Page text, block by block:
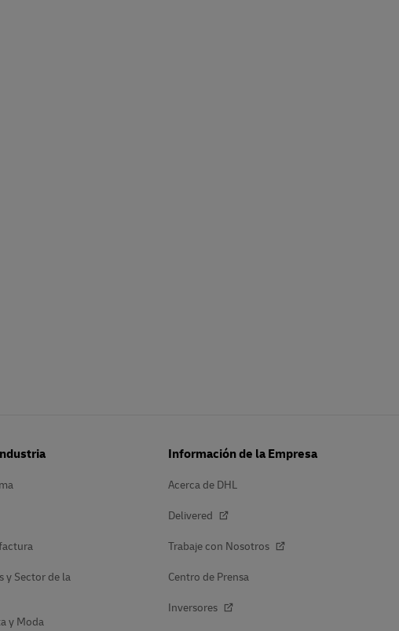
y Sector de la
y Moda
Información de la Empresa
Acerca de DHL
Delivered
Trabaje con Nosotros
Centro de Prensa
Inversores